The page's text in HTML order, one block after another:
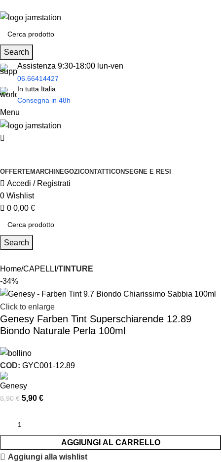
Search
Assistenza 9:30-18:00 lun-ven
06.66414427
In tutta Italia
Consegna in 48h
Menu
OFFERTEMARCHINEGOZICONTATTICONSEGNE E RESI
Accedi / Registrati
0 Wishlist
0 0,00 €
Search
Home CAPELLI TINTURE
-34%
Click to enlarge
Genesy Farben Tint Superschiarende 12.89
Biondo Naturale Perla 100ml
COD: GYC001-12.89
8,90€ 5,90 €
AGGIUNGI AL CARRELLO
Aggiungi alla wishlist